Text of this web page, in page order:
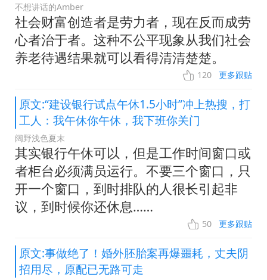
不想讲话的Amber
社会财富创造者是劳力者，现在反而成劳
心者治于者。这种不公平现象从我们社会
养老待遇结果就可以看得清清楚楚。
120 更多跟贴
原文:“建设银行试点午休1.5小时”冲上热搜，打
工人：我午休你午休，我下班你关门
阔野浅色夏末
其实银行午休可以，但是工作时间窗口或
者柜台必须满员运行。不要三个窗口，只
开一个窗口，到时排队的人很长引起非
议，到时候你还休息……
50 更多跟贴
原文:事做绝了！婚外胚胎案再爆噩耗，丈夫阴
招用尽，原配已无路可走